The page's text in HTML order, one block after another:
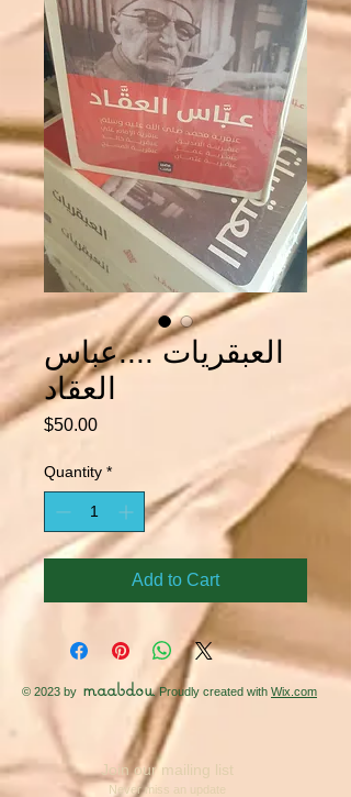
العبقريات ....عباس
العقاد
$50.00Price
Quantity *
Add to Cart
© 2023 by maabdou. Proudly created with Wix.com
Join our mailing list
Never miss an update